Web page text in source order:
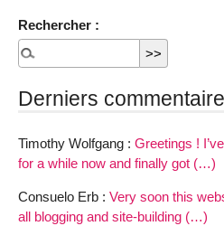
Rechercher :
Derniers
Timothy Wolfgang : Greetings !
for a while now and finally got (…)
Consuelo Erb : Very soon this
all blogging and site-building (…)